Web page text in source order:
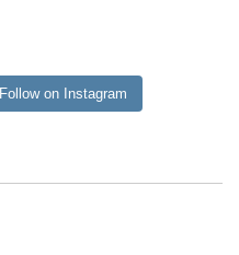
Follow on Instagram